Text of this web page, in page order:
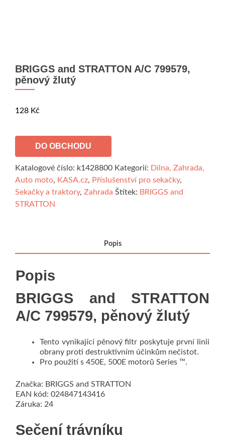
BRIGGS and STRATTON A/C 799579,
pěnový žlutý
128 Kč
DO OBCHODU
Katalogové číslo: k1428800 Kategorií: Dílna, Zahrada,
Auto moto, KASA.cz, Příslušenství pro sekačky,
Sekačky a traktory, Zahrada Štítek: BRIGGS and
STRATTON
Popis
Popis
BRIGGS and STRATTON
A/C 799579, pěnový žlutý
Tento vynikající pěnový filtr poskytuje první linii
obrany proti destruktivním účinkům nečistot.
Pro použití s 450E, 500E motorů Series ™.
Značka: BRIGGS and STRATTON
EAN kód: 024847143416
Záruka: 24
Sečení trávníku